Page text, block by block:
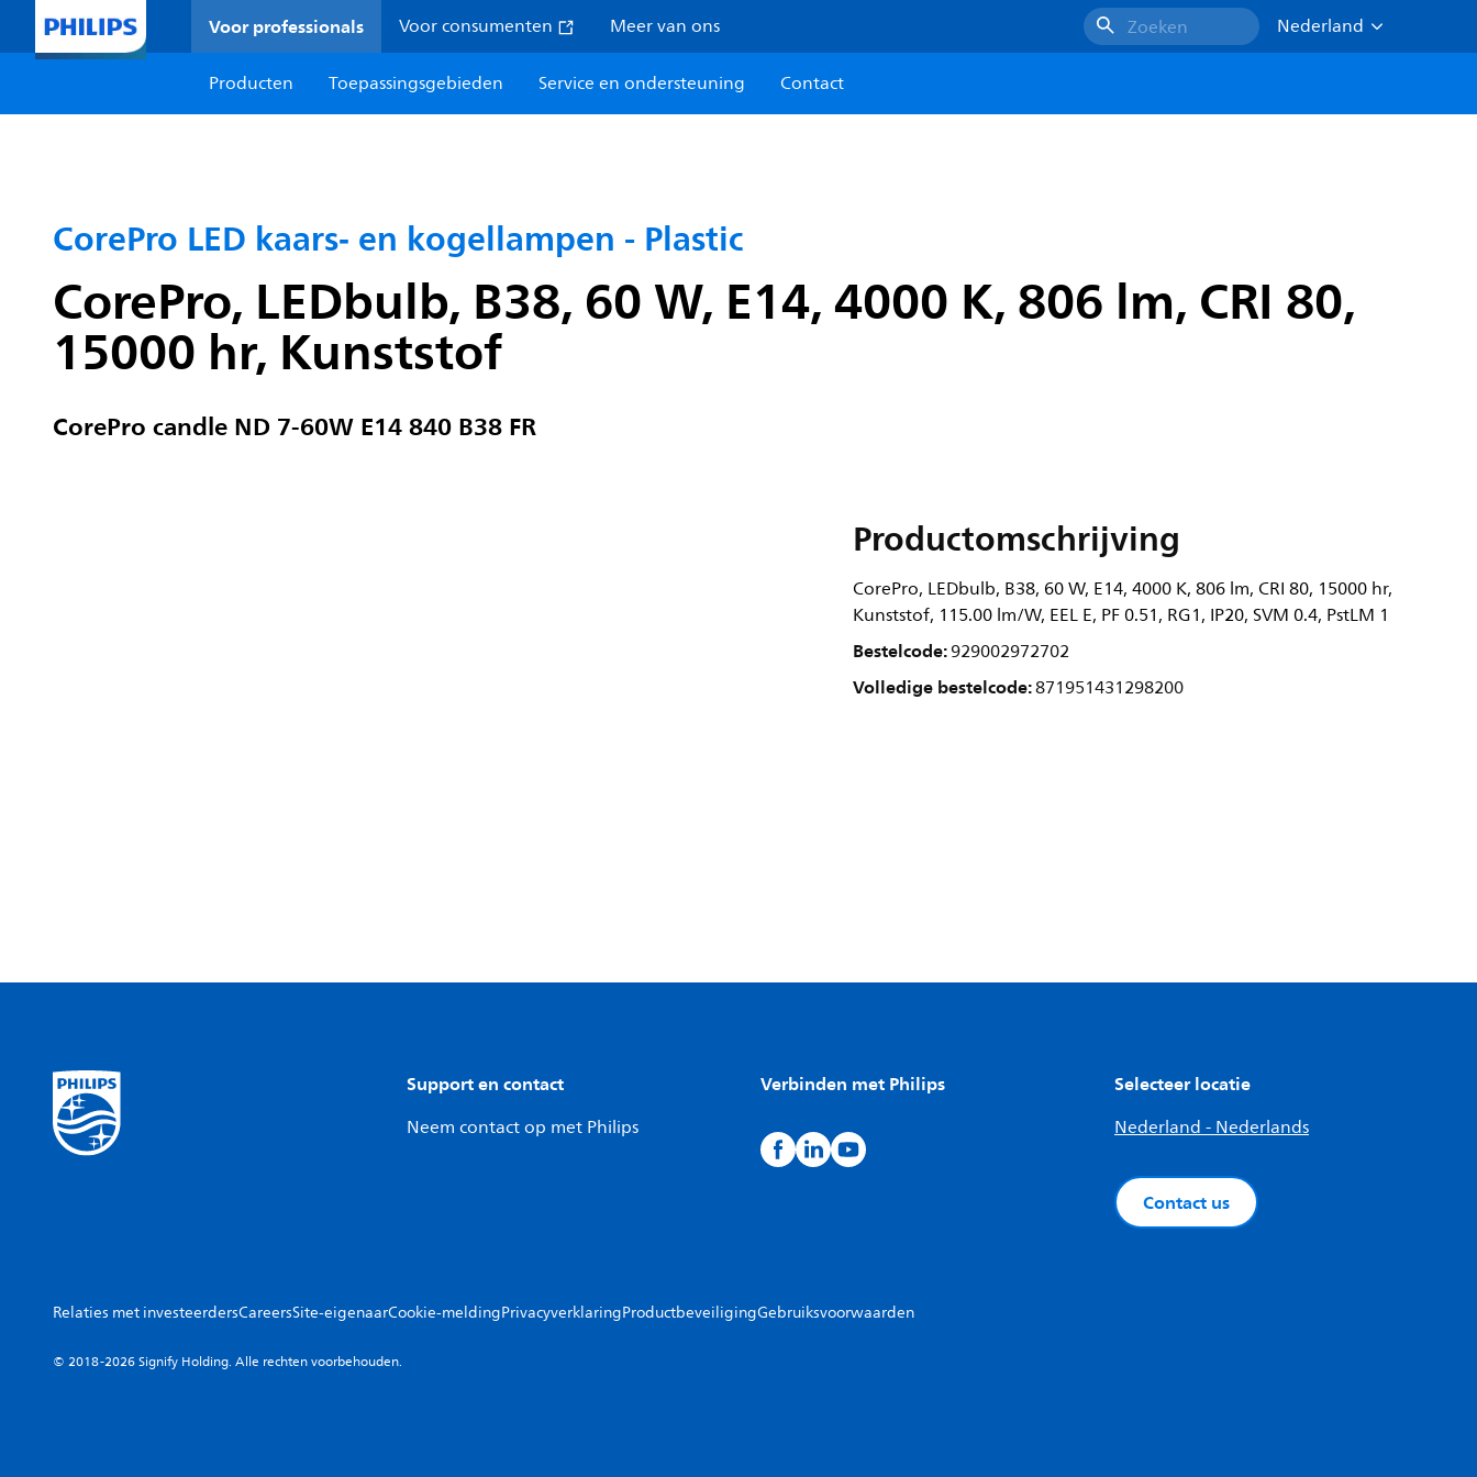
Voor professionals Voor consumenten Meer van ons Zoeken
Nederland
Producten
Toepassingsgebieden Service en ondersteuning Contact
CorePro LED kaars‑ en kogellampen - Plastic
CorePro, LEDbulb, B38, 60 W, E14, 4000 K, 806 lm, CRI 80,
15000 hr, Kunststof
CorePro candle ND 7-60W E14 840 B38 FR
Productomschrijving
CorePro, LEDbulb, B38, 60 W, E14, 4000 K, 806 lm, CRI 80, 15000 hr,
Kunststof, 115.00 lm/W, EEL E, PF 0.51, RG1, IP20, SVM 0.4, PstLM 1
Bestelcode:929002972702
Volledige bestelcode:871951431298200
Support en contact
Neem contact op met Philips
Verbinden met Philips Selecteer locatie
Nederland - Nederlands
Contact us
Relaties met investeerdersCareersSite-eigenaarCookie-meldingPrivacyverklaringProductbeveiligingGebruiksvoorwaarden
© 2018-2026 Signify Holding. Alle rechten voorbehouden.